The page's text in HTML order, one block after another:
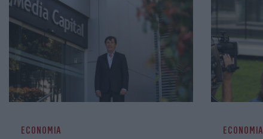
ECONOMIA ECONOMIA